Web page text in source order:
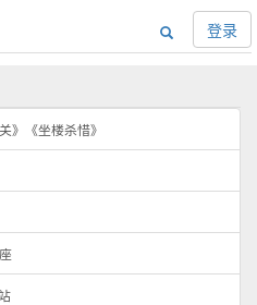
登录
》《坐楼杀惜》